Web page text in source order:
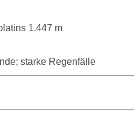
1.447 m
starke Regenfälle